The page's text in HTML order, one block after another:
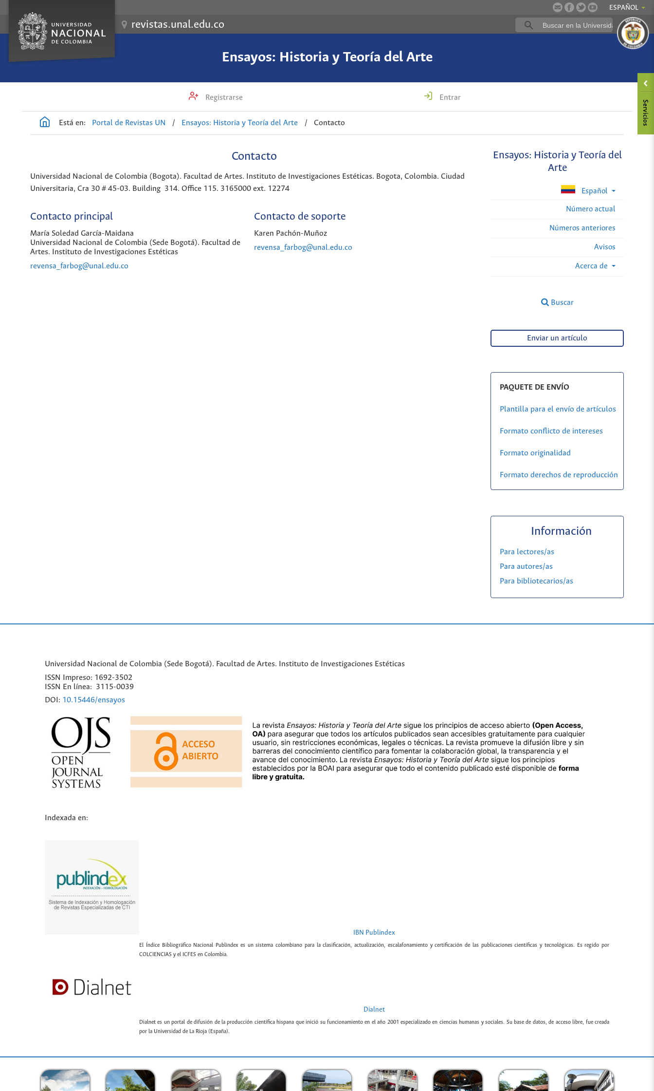
ESPAÑOL
revistas.unal.edu.co
Ensayos: Historia y Teoría del Arte
Registrarse Entrar
Está en: Portal de Revistas UN / Ensayos: Historia y Teoría del Arte / Contacto
Ensayos: Historia y Teoría del
Arte
Español
Número actual
Números anteriores
Avisos
Acerca de
Buscar
Contacto
Universidad Nacional de Colombia (Bogota). Facultad de Artes. Instituto de Investigaciones Estéticas. Bogota, Colombia. Ciudad
Universitaria, Cra 30 # 45-03. Building 314. Office 115. 3165000 ext. 12274
Contacto principal
María Soledad García-Maidana
Universidad Nacional de Colombia (Sede Bogotá). Facultad de
Artes. Instituto de Investigaciones Estéticas
revensa_farbog@unal.edu.co
Contacto de soporte
Karen Pachón-Muñoz
revensa_farbog@unal.edu.co
Enviar un artículo
PAQUETE DE ENVÍO
Plantilla para el envío de artículos
Formato conflicto de intereses
Formato originalidad
Formato derechos de reproducción
Información
Para lectores/as
Para autores/as
Para bibliotecarios/as
Universidad Nacional de Colombia (Sede Bogotá). Facultad de Artes. Instituto de Investigaciones Estéticas
ISSN Impreso: 1692-3502
ISSN En línea: 3115-0039
DOI: 10.15446/ensayos
Indexada en:
IBN Publindex
El Índice Bibliográfico Nacional Publindex es un sistema colombiano para la clasificación, actualización, escalafonamiento y certificación de las publicaciones científicas y tecnológicas. Es regido por
COLCIENCIAS y el ICFES en Colombia.
Dialnet
Dialnet es un portal de difusión de la producción científica hispana que inició su funcionamiento en el año 2001 especializado en ciencias humanas y sociales. Su base de datos, de acceso libre, fue creada
por la Universidad de La Rioja (España).